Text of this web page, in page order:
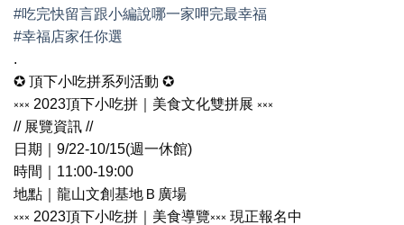
#吃完快留言跟小編說哪一家呷完最幸福
#幸福店家任你選
.
✪ 頂下小吃拼系列活動 ✪
༝༝༝ 2023頂下小吃拼｜美食文化雙拼展 ༝༝༝
// 展覽資訊 //
日期｜9/22-10/15(週一休館)
時間｜11:00-19:00
地點｜龍山文創基地Ｂ廣場
༝༝༝ 2023頂下小吃拼｜美食導覽༝༝༝ 現正報名中